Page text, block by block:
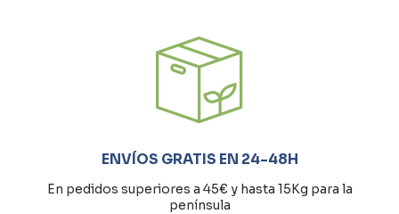
ENVÍOS GRATIS EN 24-48H
En pedidos superiores a 45€ y hasta 15Kg para la
península